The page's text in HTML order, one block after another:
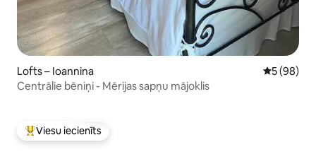
Lofts – Ioannina Vidējais
5 (98)
Centrālie bēniņi - Mērijas sapņu mājoklis
Populārs viesu iecienīts mājoklis
Viesu iecienīts